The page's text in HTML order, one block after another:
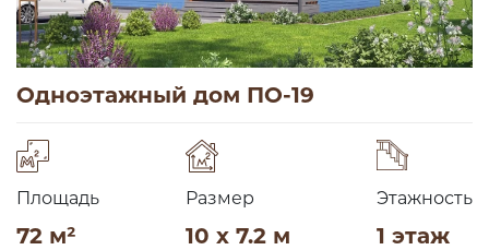
Одноэтажный дом ПО-19
Площадь
72 м²
Размер
10 x 7.2 м
Этажность
1 этаж